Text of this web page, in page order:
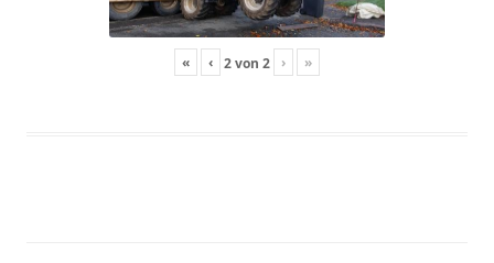
« ‹ 2von 2 › »